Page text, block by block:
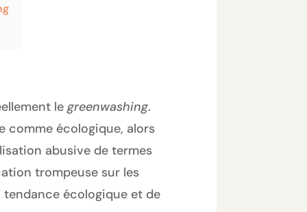
le greenwashing.
comme écologique, alors
abusive de termes
trompeuse sur les
écologique et de